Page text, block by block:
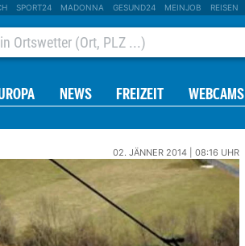
SPORT24 MADONNA GESUND24 MEINJOB REISEN
NEWS FREIZEIT WEBCAMS
02. JÄNNER 2014 | 08:16 UHR